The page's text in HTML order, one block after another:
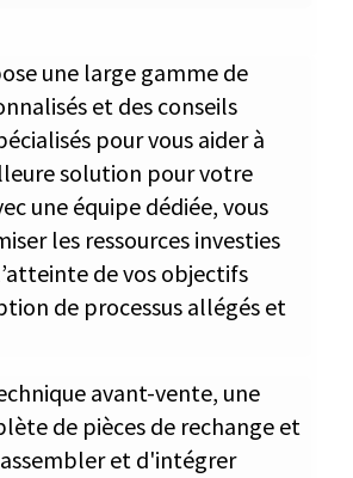
une large gamme de
et des conseils
pour vous aider à
solution pour votre
une équipe dédiée, vous
les ressources investies
de vos objectifs
de processus allégés et
avant-vente, une
de pièces de rechange et
et d'intégrer